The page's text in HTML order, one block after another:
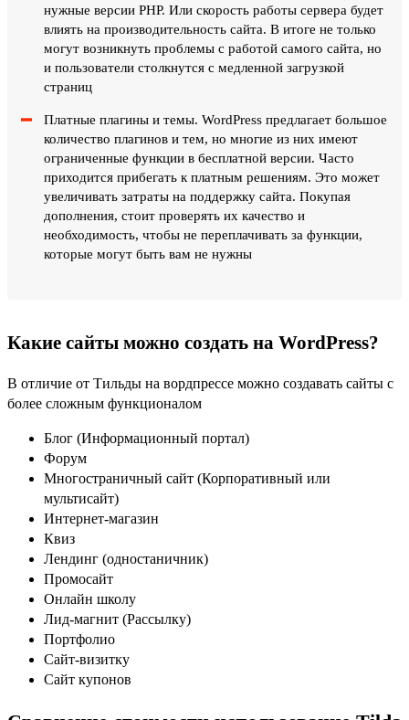
нужные версии PHP. Или скорость работы сервера будет
влиять на производительность сайта. В итоге не только
могут возникнуть проблемы с работой самого сайта, но
и пользователи столкнутся с медленной загрузкой
страниц
Платные плагины и темы. WordPress предлагает большое
количество плагинов и тем, но многие из них имеют
ограниченные функции в бесплатной версии. Часто
приходится прибегать к платным решениям. Это может
увеличивать затраты на поддержку сайта. Покупая
дополнения, стоит проверять их качество и
необходимость, чтобы не переплачивать за функции,
которые могут быть вам не нужны
Какие сайты можно создать на WordPress?
В отличие от Тильды на вордпрессе можно создавать сайты с
более сложным функционалом
Блог (Информационный портал)
Форум
Многостраничный сайт (Корпоративный или
мультисайт)
Интернет-магазин
Квиз
Лендинг (одностаничник)
Промосайт
Онлайн школу
Лид-магнит (Рассылку)
Портфолио
Сайт-визитку
Сайт купонов